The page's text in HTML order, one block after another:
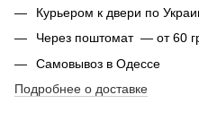
Курьером к двери по
Через поштомат — от 60
Самовывоз в Одессе
Подробнее о доставке